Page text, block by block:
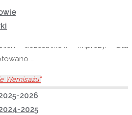
2026
2025
przez młodzież z Warsztatów
Następnie organizatorzy
nagrody, wyróżnienia oraz
uczestników imprezy. Dla
…
Wernisażu"
2020